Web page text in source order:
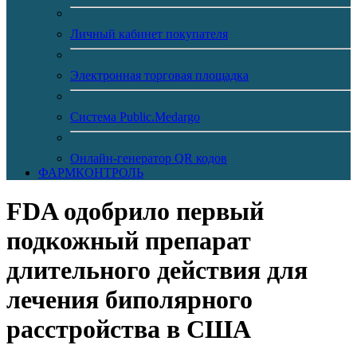
Личный кабинет покупателя
Электронная торговая площадка
Система Public.Medargo
Онлайн-генератор QR кодов
ФАРМКОНТРОЛЬ
FDA одобрило первый
подкожный препарат
длительного действия для
лечения биполярного
расстройства в США